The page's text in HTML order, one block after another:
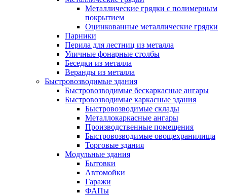
Металлические грядки с полимерным
покрытием
Оцинкованные металлические грядки
Парники
Перила для лестниц из металла
Уличные фонарные столбы
Беседки из металла
Веранды из металла
Быстровозводимые здания
Быстровозводимые бескаркасные ангары
Быстровозводимые каркасные здания
Быстровозводимые склады
Металлокаркасные ангары
Производственные помещения
Быстровозводимые овощехранилища
Торговые здания
Модульные здания
Бытовки
Автомойки
Гаражи
ФАПы